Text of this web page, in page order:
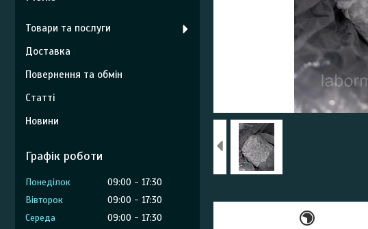
Товари та послуги
Доставка
Повернення та обмін
Статті
Новини
Графік роботи
Понеділок 09:00
17:30
Вівторок
09:00
17:30
Середа
09:00
17:30